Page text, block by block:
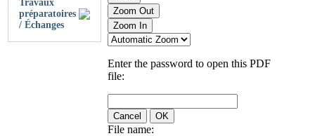
Travaux
préparatoires
/ Échanges
Zoom Out
Zoom In
Enter the password to open this PDF
file:
Cancel OK
File name: